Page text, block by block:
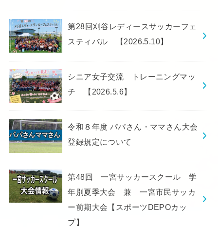
第28回刈谷レディースサッカーフェ
スティバル 【2026.5.10】
シニア女子交流 トレーニングマッ
チ 【2026.5.6】
令和８年度 パパさん・ママさん大会
登録規定について
第48回 一宮サッカースクール 学
年別夏季大会 兼 一宮市民サッカ
ー前期大会【スポーツDEPOカッ
プ】